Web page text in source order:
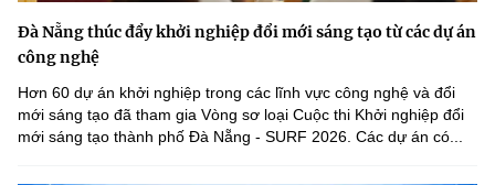
Đà Nẵng thúc đẩy khởi nghiệp đổi mới sáng tạo từ các dự án
công nghệ
Hơn 60 dự án khởi nghiệp trong các lĩnh vực công nghệ và đổi
mới sáng tạo đã tham gia Vòng sơ loại Cuộc thi Khởi nghiệp đổi
mới sáng tạo thành phố Đà Nẵng - SURF 2026. Các dự án có...